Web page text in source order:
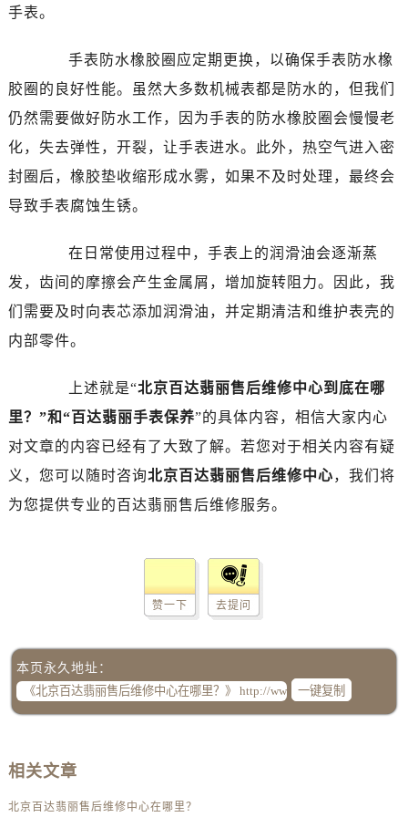
手表。
手表防水橡胶圈应定期更换，以确保手表防水橡
胶圈的良好性能。虽然大多数机械表都是防水的，但我们
仍然需要做好防水工作，因为手表的防水橡胶圈会慢慢老
化，失去弹性，开裂，让手表进水。此外，热空气进入密
封圈后，橡胶垫收缩形成水雾，如果不及时处理，最终会
导致手表腐蚀生锈。
在日常使用过程中，手表上的润滑油会逐渐蒸
发，齿间的摩擦会产生金属屑，增加旋转阻力。因此，我
们需要及时向表芯添加润滑油，并定期清洁和维护表壳的
内部零件。
上述就是“北京百达翡丽售后维修中心到底在哪
里？”和“百达翡丽手表保养”的具体内容，相信大家内心
对文章的内容已经有了大致了解。若您对于相关内容有疑
义，您可以随时咨询北京百达翡丽售后维修中心，我们将
为您提供专业的百达翡丽售后维修服务。
赞一下 去提问
本页永久地址：
一键复制
相关文章
北京百达翡丽售后维修中心在哪里？